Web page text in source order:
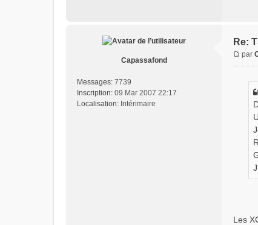
Capassafond
Messages: 7739
Inscription: 09 Mar 2007 22:17
Localisation: Intérimaire
Re:
par
Les